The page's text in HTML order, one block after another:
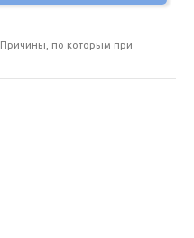
Причины, по которым при